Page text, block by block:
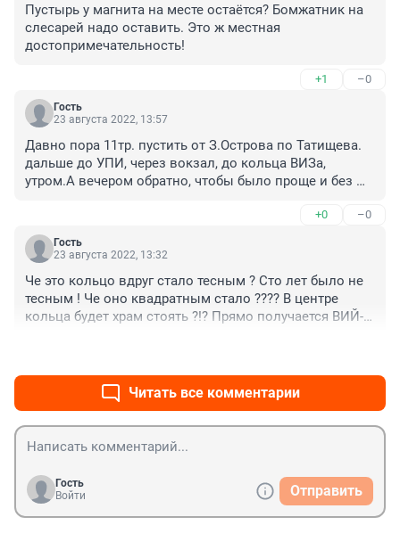
Пустырь у магнита на месте остаётся? Бомжатник на
слесарей надо оставить. Это ж местная
достопримечательность!
+1 –0
Гость
23 августа 2022, 13:57
Давно пора 11тр. пустить от З.Острова по Татищева.
дальше до УПИ, через вокзал, до кольца ВИЗа,
утром.А вечером обратно, чтобы было проще и без
+0 –0
Гость
23 августа 2022, 13:32
Че это кольцо вдруг стало тесным ? Сто лет было не
тесным ! Че оно квадратным стало ???? В центре
кольца будет храм стоять ?!? Прямо получается ВИЙ-
Читать все комментарии
Гость
Войти
Отправить